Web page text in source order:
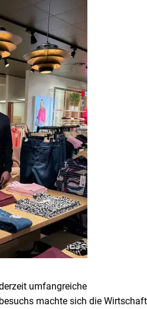
umfangreiche
machte sich die